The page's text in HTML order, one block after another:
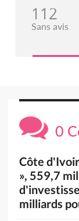
112
Sans avis
0
Côte
», 559,7
milliards